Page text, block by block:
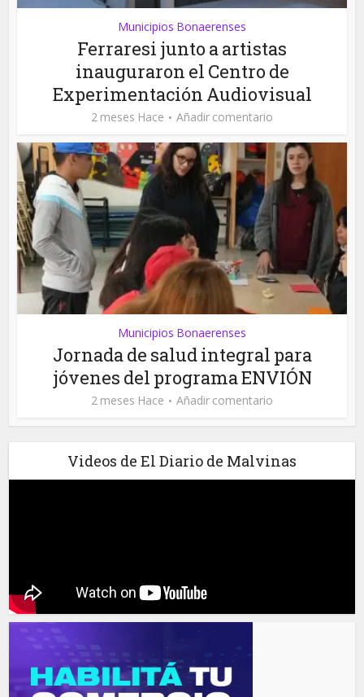
Municipios Bonaerenses
Ferraresi junto a artistas
inauguraron el Centro de
Experimentación Audiovisual
2 meses Hace Añadir comentario
Municipios Bonaerenses
Jornada de salud integral para
jóvenes del programa ENVIÓN
2 meses Hace Añadir comentario
Videos de El Diario de Malvinas